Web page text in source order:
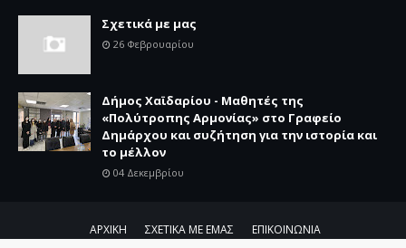
Σχετικά με μας
26 Φεβρουαρίου
Δήμος Χαϊδαρίου - Μαθητές της
«Πολύτροπης Αρμονίας» στο Γραφείο
Δημάρχου και συζήτηση για την ιστορία και
το μέλλον
04 Δεκεμβρίου
ΑΡΧΙΚΗ ΣΧΕΤΙΚΑ ΜΕ ΕΜΑΣ ΕΠΙΚΟΙΝΩΝΙΑ